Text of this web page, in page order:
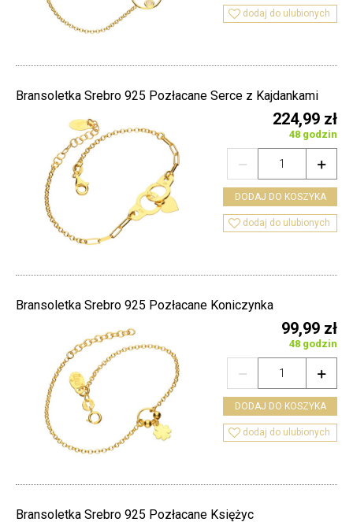
 dodaj do ulubionych
Bransoletka Srebro 925 Pozłacane Serce z Kajdankami
224,99 zł
48 godzin


DODAJ DO KOSZYKA
 dodaj do ulubionych
Bransoletka Srebro 925 Pozłacane Koniczynka
99,99 zł
48 godzin


DODAJ DO KOSZYKA
 dodaj do ulubionych
Bransoletka Srebro 925 Pozłacane Księżyc